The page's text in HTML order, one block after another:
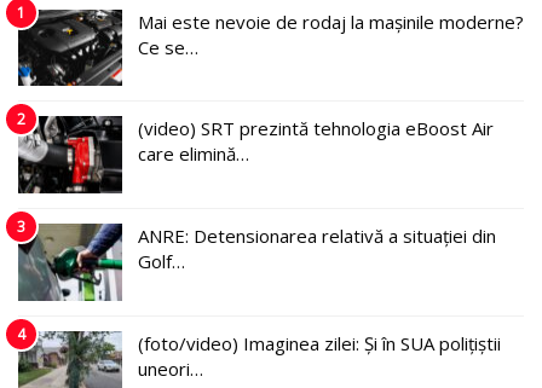
1
Mai este nevoie de rodaj la mașinile moderne?
Ce se…
2
(video) SRT prezintă tehnologia eBoost Air
care elimină…
3
ANRE: Detensionarea relativă a situației din
Golf…
4
(foto/video) Imaginea zilei: Și în SUA polițiștii
uneori…